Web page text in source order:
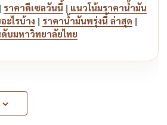
| ราคาดีเซลวันนี้ | แนวโน้มราคาน้ำมัน
ะไรบ้าง | ราคาน้ำมันพรุ่งนี้ ล่าสุด |
บมหาวิทยาลัยไทย